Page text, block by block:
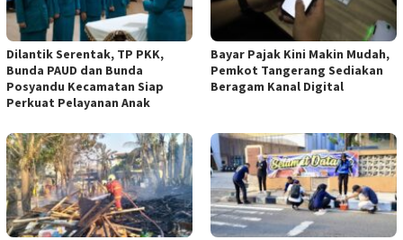
Dilantik Serentak, TP PKK,
Bunda PAUD dan Bunda
Posyandu Kecamatan Siap
Perkuat Pelayanan Anak
Bayar Pajak Kini Makin Mudah,
Pemkot Tangerang Sediakan
Beragam Kanal Digital